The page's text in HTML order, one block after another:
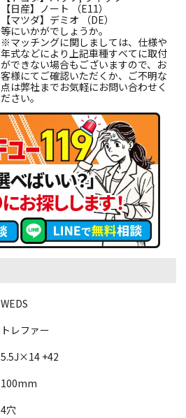
【日産】ノート （E11）
【マツダ】デミオ （DE）
等にいかがでしょうか。
※マッチングに関しましては、仕様や
年式などにより上記車種すべてに取付
ができない場合もございますので、お
客様にてご確認いただくか、ご不明な
点は弊社までお気軽にお問い合わせく
ださい。
WEDS
トレファー
5.5J×14 +42
100mm
4穴